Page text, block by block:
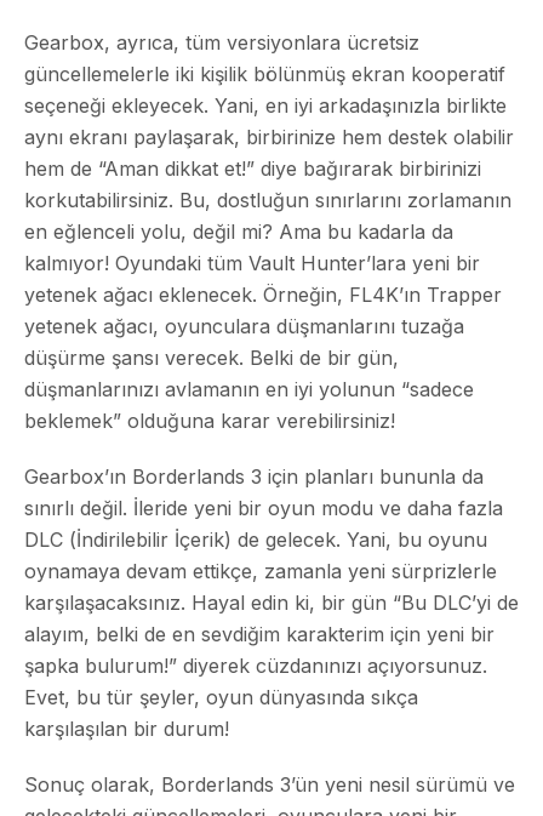
Gearbox, ayrıca, tüm versiyonlara ücretsiz
güncellemelerle iki kişilik bölünmüş ekran kooperatif
seçeneği ekleyecek. Yani, en iyi arkadaşınızla birlikte
aynı ekranı paylaşarak, birbirinize hem destek olabilir
hem de “Aman dikkat et!” diye bağırarak birbirinizi
korkutabilirsiniz. Bu, dostluğun sınırlarını zorlamanın
en eğlenceli yolu, değil mi? Ama bu kadarla da
kalmıyor! Oyundaki tüm Vault Hunter’lara yeni bir
yetenek ağacı eklenecek. Örneğin, FL4K’ın Trapper
yetenek ağacı, oyunculara düşmanlarını tuzağa
düşürme şansı verecek. Belki de bir gün,
düşmanlarınızı avlamanın en iyi yolunun “sadece
beklemek” olduğuna karar verebilirsiniz!
Gearbox’ın Borderlands 3 için planları bununla da
sınırlı değil. İleride yeni bir oyun modu ve daha fazla
DLC (İndirilebilir İçerik) de gelecek. Yani, bu oyunu
oynamaya devam ettikçe, zamanla yeni sürprizlerle
karşılaşacaksınız. Hayal edin ki, bir gün “Bu DLC’yi de
alayım, belki de en sevdiğim karakterim için yeni bir
şapka bulurum!” diyerek cüzdanınızı açıyorsunuz.
Evet, bu tür şeyler, oyun dünyasında sıkça
karşılaşılan bir durum!
Sonuç olarak, Borderlands 3’ün yeni nesil sürümü ve